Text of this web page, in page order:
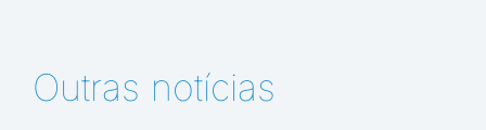
Outras notícias